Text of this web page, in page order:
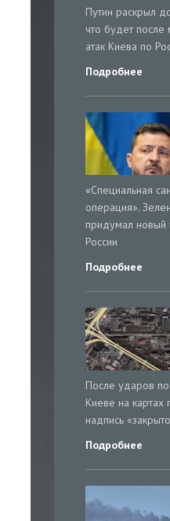
Путин раскрыл
что будет после
атак Киева по
Подробнее
«Специальная
операция».
придумал новый
России
Подробнее
После ударов
Киеве на картах
надпись
Подробнее